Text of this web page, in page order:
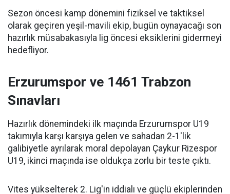
Sezon öncesi kamp dönemini fiziksel ve taktiksel
olarak geçiren yeşil-mavili ekip, bugün oynayacağı son
hazırlık müsabakasıyla lig öncesi eksiklerini gidermeyi
hedefliyor.
Erzurumspor ve 1461 Trabzon
Sınavları
Hazırlık dönemindeki ilk maçında Erzurumspor U19
takımıyla karşı karşıya gelen ve sahadan 2-1'lik
galibiyetle ayrılarak moral depolayan Çaykur Rizespor
U19, ikinci maçında ise oldukça zorlu bir teste çıktı.
Vites yükselterek 2. Lig'in iddialı ve güçlü ekiplerinden